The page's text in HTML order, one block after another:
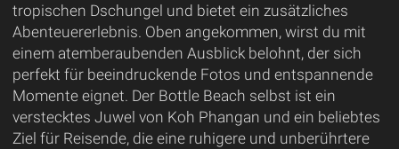
tropischen Dschungel und bietet ein zusätzliches
Abenteuererlebnis. Oben angekommen, wirst du mit
einem atemberaubenden Ausblick belohnt, der sich
perfekt für beeindruckende Fotos und entspannende
Momente eignet. Der Bottle Beach selbst ist ein
verstecktes Juwel von Koh Phangan und ein beliebtes
Ziel für Reisende, die eine ruhigere und unberührtere